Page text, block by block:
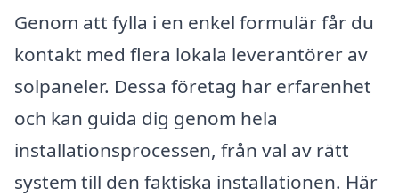
Genom att fylla i en enkel formulär får du
kontakt med flera lokala leverantörer av
solpaneler. Dessa företag har erfarenhet
och kan guida dig genom hela
installationsprocessen, från val av rätt
system till den faktiska installationen. Här